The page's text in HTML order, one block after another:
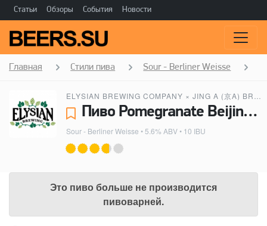
Статьи Обзоры События Новости
Главная Стили пива Sour - Berliner Weisse
ELYSIAN BREWING COMPANY × JING A (京A) BREWING CO.
Пиво Pomegranate Beijinger Weisse - Elysian Brewing Company, Jing A (京A) Brewing Co., 10 Barrel Brewing Co.
Sour - Berliner Weisse • 5.6% ABV • 10 IBU
Это пиво больше не производится
пивоварней.